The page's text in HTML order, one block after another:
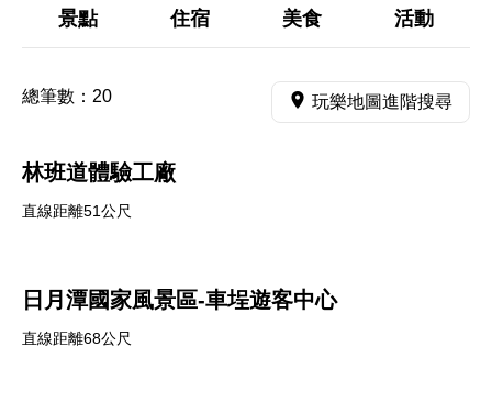
景點 住宿 美食 活動
總筆數： 20 玩樂地圖進階搜尋
林班道體驗工廠
直線距離51公尺
日月潭國家風景區-車埕遊客中心
直線距離68公尺